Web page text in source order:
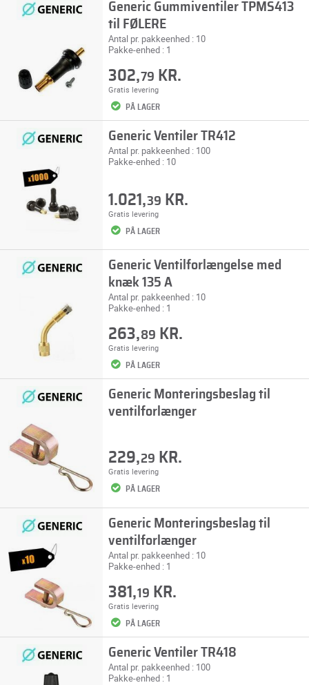
Generic Gummiventiler TPMS413
til FØLERE
Antal pr. pakkeenhed : 10
Pakke-enhed : 1
302,79 KR.
Gratis levering
PÅ LAGER
Generic Ventiler TR412
Antal pr. pakkeenhed : 100
Pakke-enhed : 10
1.021,39 KR.
Gratis levering
PÅ LAGER
Generic Ventilforlængelse med
knæk 135 A
Antal pr. pakkeenhed : 10
Pakke-enhed : 1
263,89 KR.
Gratis levering
PÅ LAGER
Generic Monteringsbeslag til
ventilforlænger
229,29 KR.
Gratis levering
PÅ LAGER
Generic Monteringsbeslag til
ventilforlænger
Antal pr. pakkeenhed : 10
Pakke-enhed : 1
381,19 KR.
Gratis levering
PÅ LAGER
Generic Ventiler TR418
Antal pr. pakkeenhed : 100
Pakke-enhed : 1